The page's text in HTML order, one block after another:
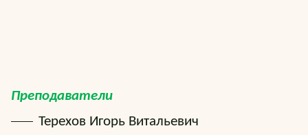
Преподаватели
Терехов Игорь Витальевич